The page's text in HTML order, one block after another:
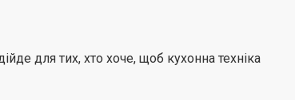
для тих, хто хоче, щоб кухонна техніка